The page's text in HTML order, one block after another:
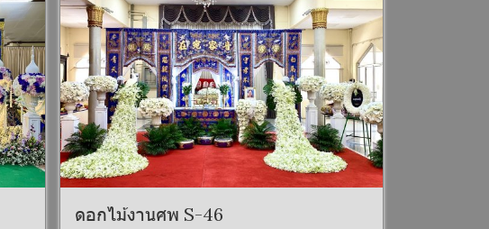
ดอกไม้งานศพ S-46